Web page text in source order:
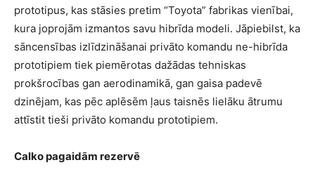
prototipus, kas stāsies pretim “Toyota” fabrikas vienībai,
kura joprojām izmantos savu hibrīda modeli. Jāpiebilst, ka
sāncensības izlīdzināšanai privāto komandu ne-hibrīda
prototipiem tiek piemērotas dažādas tehniskas
prokšrocības gan aerodinamikā, gan gaisa padevē
dzinējam, kas pēc aplēsēm ļaus taisnēs lielāku ātrumu
attīstit tieši privāto komandu prototipiem.
Calko pagaidām rezervē